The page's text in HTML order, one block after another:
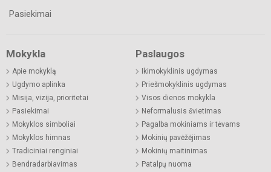
Pasiekimai
Mokykla
Apie mokyklą
Ugdymo aplinka
Misija, vizija, prioritetai
Pasiekimai
Mokyklos simboliai
Mokyklos himnas
Tradiciniai renginiai
Bendradarbiavimas
Paslaugos
Ikimokyklinis ugdymas
Priešmokyklinis ugdymas
Visos dienos mokykla
Neformalusis švietimas
Pagalba mokiniams ir tėvams
Mokinių pavėžėjimas
Mokinių maitinimas
Patalpų nuoma